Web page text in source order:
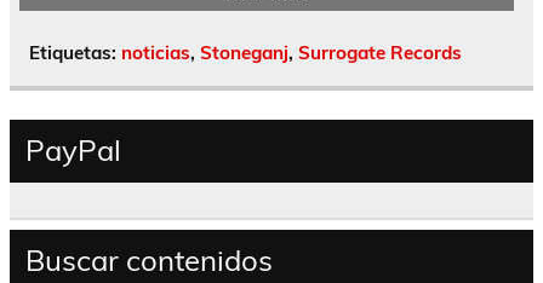
Etiquetas: noticias, Stoneganj, Surrogate Records
PayPal
Buscar contenidos